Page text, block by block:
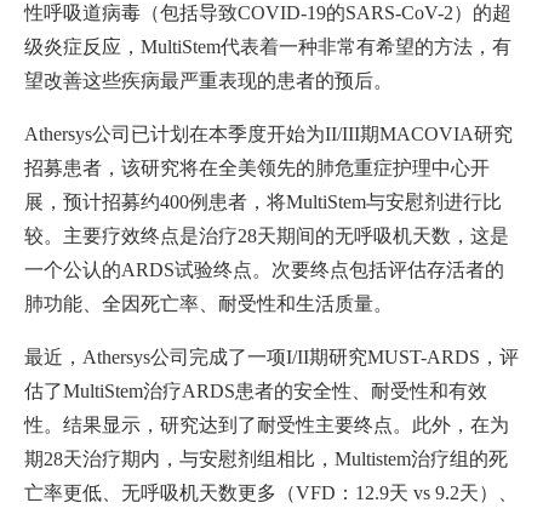
性呼吸道病毒（包括导致COVID-19的SARS-CoV-2）的超
级炎症反应，MultiStem代表着一种非常有希望的方法，有
望改善这些疾病最严重表现的患者的预后。
Athersys公司已计划在本季度开始为II/III期MACOVIA研究
招募患者，该研究将在全美领先的肺危重症护理中心开
展，预计招募约400例患者，将MultiStem与安慰剂进行比
较。主要疗效终点是治疗28天期间的无呼吸机天数，这是
一个公认的ARDS试验终点。次要终点包括评估存活者的
肺功能、全因死亡率、耐受性和生活质量。
最近，Athersys公司完成了一项I/II期研究MUST-ARDS，评
估了MultiStem治疗ARDS患者的安全性、耐受性和有效
性。结果显示，研究达到了耐受性主要终点。此外，在为
期28天治疗期内，与安慰剂组相比，Multistem治疗组的死
亡率更低、无呼吸机天数更多（VFD：12.9天 vs 9.2天）、